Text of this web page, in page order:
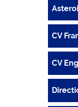
CV
CV